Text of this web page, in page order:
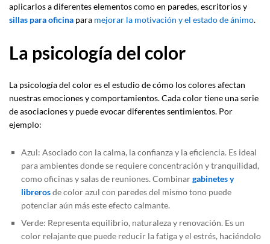
aplicarlos a diferentes elementos como en paredes, escritorios y
sillas para oficina para mejorar la motivación y el estado de ánimo.
La psicología del color
La psicología del color es el estudio de cómo los colores afectan
nuestras emociones y comportamientos. Cada color tiene una serie
de asociaciones y puede evocar diferentes sentimientos. Por
ejemplo:
Azul: Asociado con la calma, la confianza y la eficiencia. Es ideal
para ambientes donde se requiere concentración y tranquilidad,
como oficinas y salas de reuniones. Combinargabinetes y
librerosde color azul con paredes del mismo tono puede
potenciar aún más este efecto calmante.
Verde: Representa equilibrio, naturaleza y renovación. Es un
color relajante que puede reducir la fatiga y el estrés, haciéndolo